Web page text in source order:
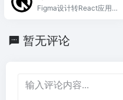
Figma设计转React应用的
暂无评论